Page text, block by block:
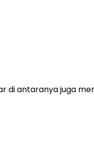
di antaranya juga